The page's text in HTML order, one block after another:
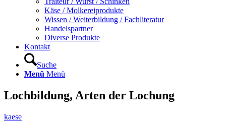
Käse / Molkereiprodukte
Wissen / Weiterbildung / Fachliteratur
Handelspartner
Diverse Produkte
Kontakt
Suche
Menü Menü
Lochbildung, Arten der Lochung
kaese